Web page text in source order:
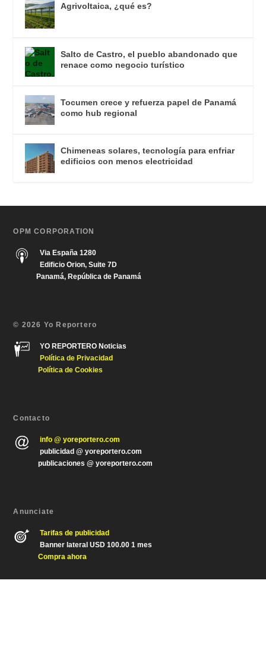
Agrivoltaica, ¿qué es?
Salto de Castro, el pueblo abandonado que
renace como negocio turístico
Tocumen crece y refuerza papel de Panamá
como hub regional
Chimeneas solares, tecnología para enfriar
edificios con menos electricidad
OPM CORPORATION
Via España 1280
Edificio Orion, Suite 7D
Panamá, República de Panamá
© 2026 Yo Reportero
YO REPORTERO Noticias
Política de Privacidad
Política de Cookies
Contacto
info @ yoreportero.com
publicidad @ yoreportero.com
publicaciones @ yoreportero.com
Anunciate
Tarifas de publicidad
Banner lateral USD 100.00 1 mes
Compra ahora